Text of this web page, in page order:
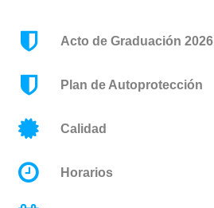
Acto de Graduación 2026
Plan de Autoprotección
Calidad
Horarios